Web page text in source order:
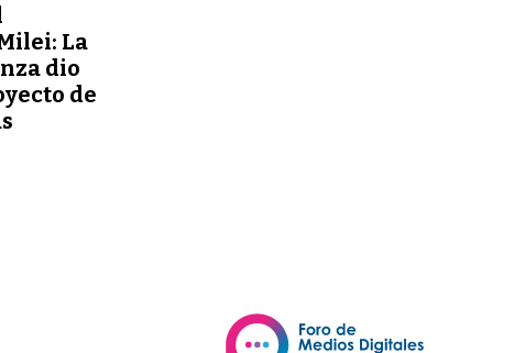
La
dio
de